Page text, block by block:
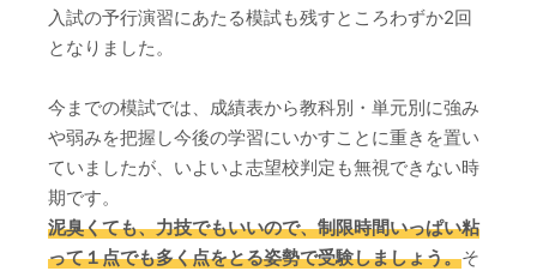
入試の予行演習にあたる模試も残すところわずか2回
となりました。
今までの模試では、成績表から教科別・単元別に強み
や弱みを把握し今後の学習にいかすことに重きを置い
ていましたが、いよいよ志望校判定も無視できない時
期です。
泥臭くても、力技でもいいので、制限時間いっぱい粘
って１点でも多く点をとる姿勢で受験しましょう。そ